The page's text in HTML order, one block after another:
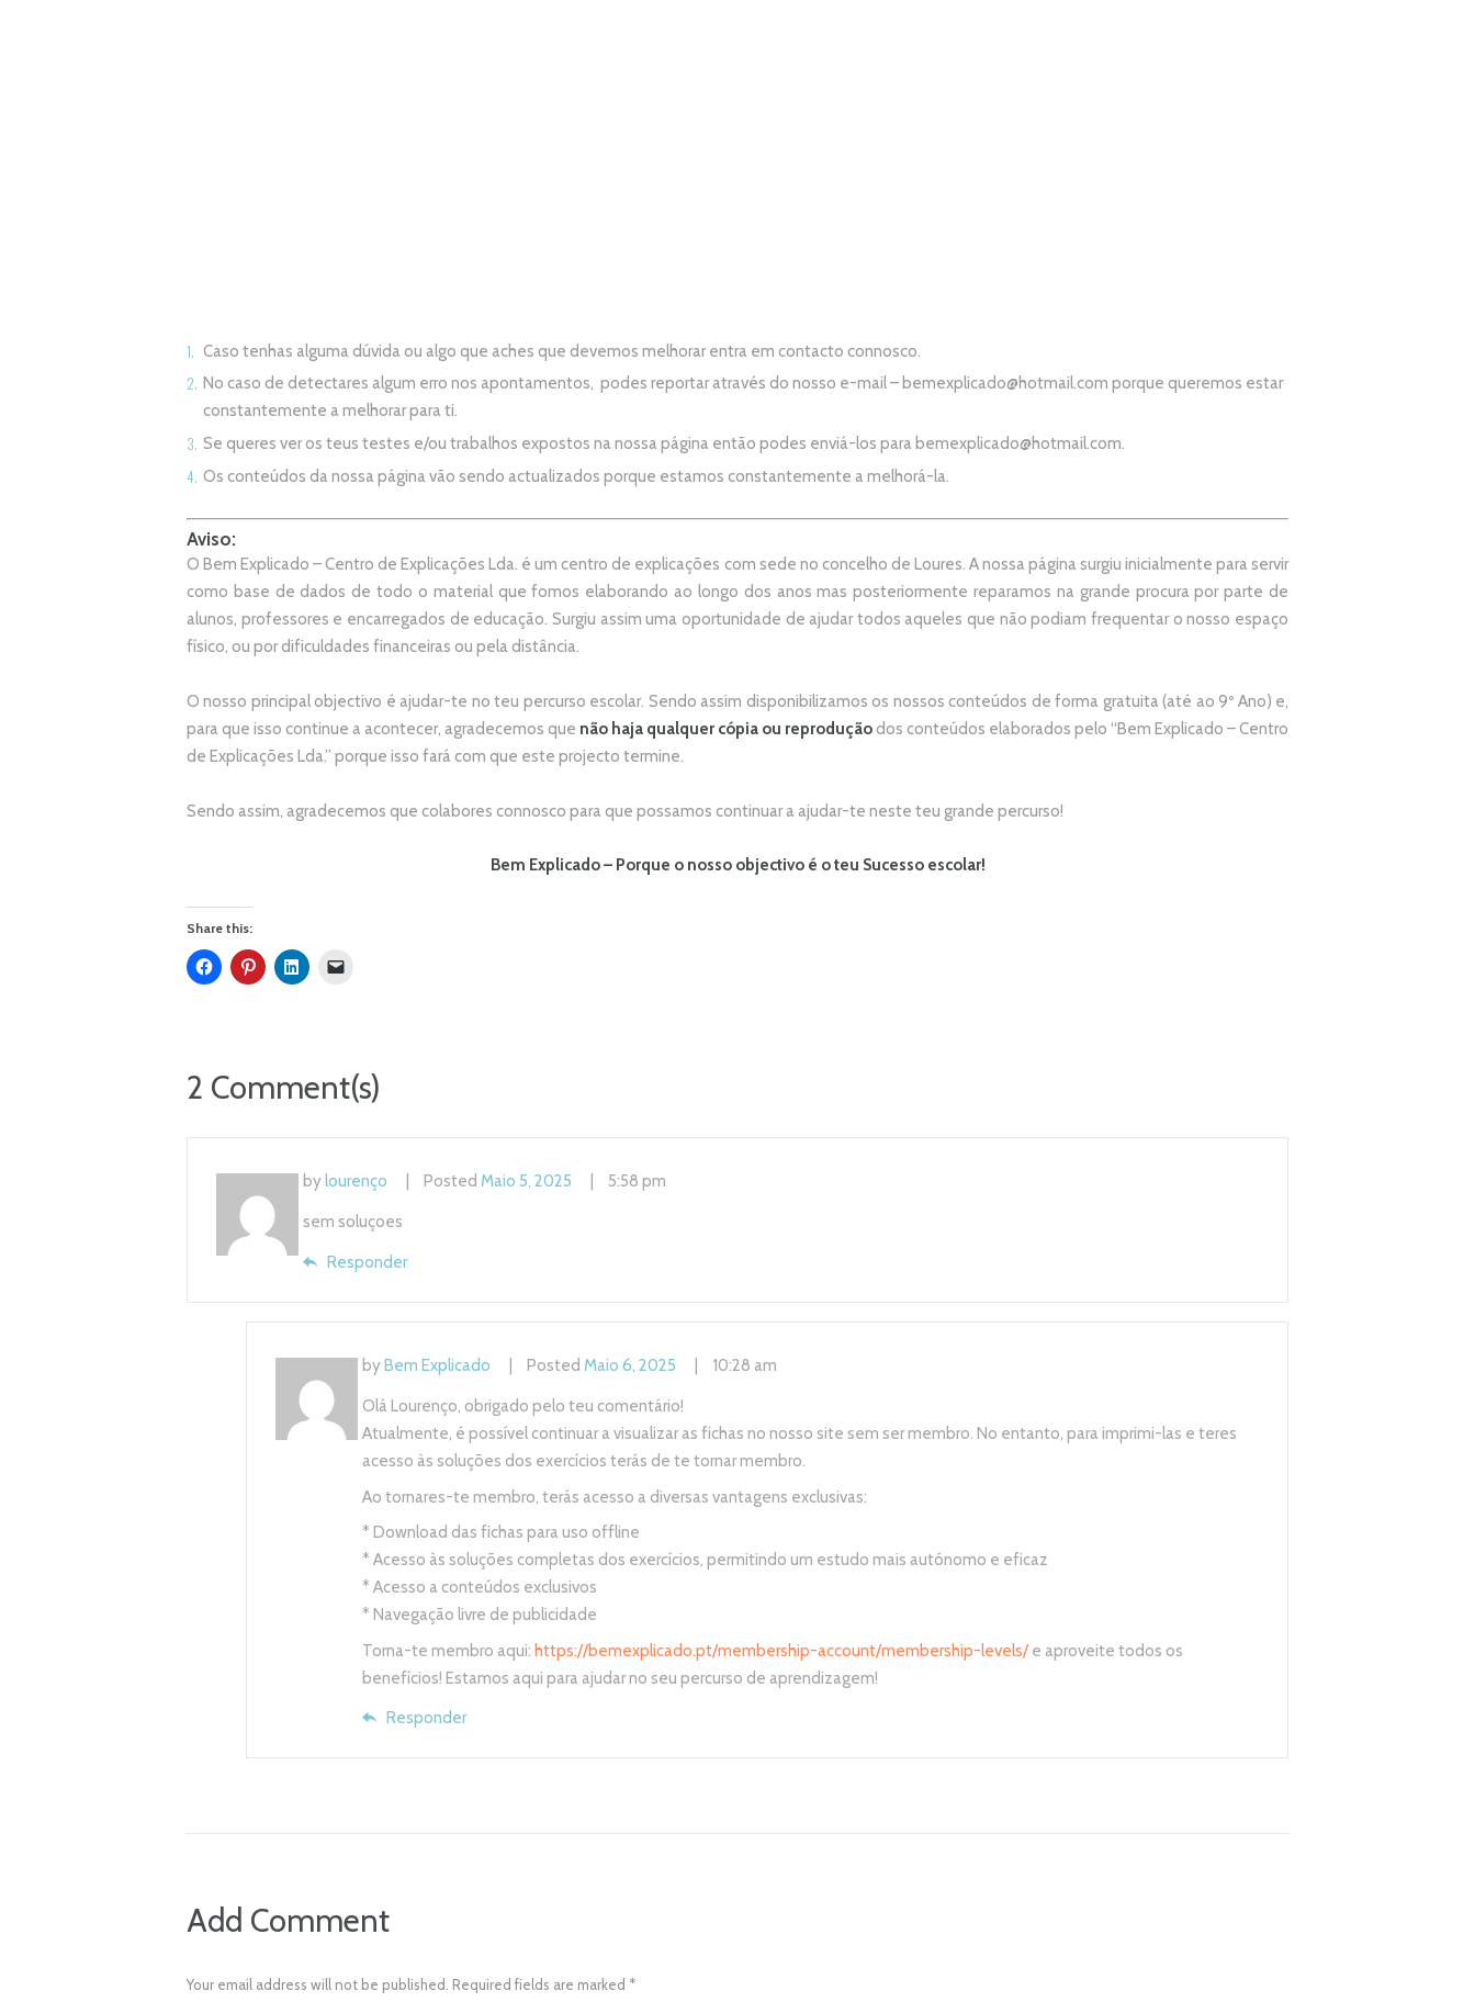
Caso tenhas alguma dúvida ou algo que aches que devemos melhorar entra em contacto connosco.
No caso de detectares algum erro nos apontamentos, podes reportar através do nosso e-mail – bemexplicado@hotmail.com porque queremos estar
constantemente a melhorar para ti.
Se queres ver os teus testes e/ou trabalhos expostos na nossa página então podes enviá-los para bemexplicado@hotmail.com.
Os conteúdos da nossa página vão sendo actualizados porque estamos constantemente a melhorá-la.
Aviso:
O Bem Explicado – Centro de Explicações Lda. é um centro de explicações com sede no concelho de Loures. A nossa página surgiu inicialmente para servir
como base de dados de todo o material que fomos elaborando ao longo dos anos mas posteriormente reparamos na grande procura por parte de
alunos, professores e encarregados de educação. Surgiu assim uma oportunidade de ajudar todos aqueles que não podiam frequentar o nosso espaço
físico, ou por dificuldades financeiras ou pela distância.
O nosso principal objectivo é ajudar-te no teu percurso escolar. Sendo assim disponibilizamos os nossos conteúdos de forma gratuita (até ao 9º Ano) e,
para que isso continue a acontecer, agradecemos que não haja qualquer cópia ou reprodução dos conteúdos elaborados pelo “Bem Explicado – Centro
de Explicações Lda.” porque isso fará com que este projecto termine.
Sendo assim, agradecemos que colabores connosco para que possamos continuar a ajudar-te neste teu grande percurso!
Bem Explicado – Porque o nosso objectivo é o teu Sucesso escolar!
Share this:
2 Comment(s)
bylourenço Posted Maio 5, 2025 5:58 pm
sem soluçoes
Responder
byBem Explicado Posted Maio 6, 2025 10:28 am
Olá Lourenço, obrigado pelo teu comentário!
Atualmente, é possível continuar a visualizar as fichas no nosso site sem ser membro. No entanto, para imprimi-las e teres
acesso às soluções dos exercícios terás de te tornar membro.
Ao tornares-te membro, terás acesso a diversas vantagens exclusivas:
* Download das fichas para uso offline
* Acesso às soluções completas dos exercícios, permitindo um estudo mais autónomo e eficaz
* Acesso a conteúdos exclusivos
* Navegação livre de publicidade
Torna-te membro aqui: https://bemexplicado.pt/membership-account/membership-levels/ e aproveite todos os
benefícios! Estamos aqui para ajudar no seu percurso de aprendizagem!
Responder
Add Comment
Your email address will not be published. Required fields are marked *